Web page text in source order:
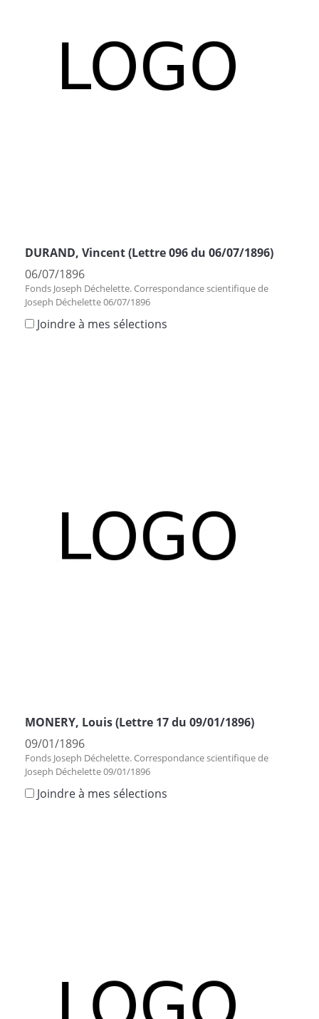
DURAND, Vincent (Lettre 096 du 06/07/1896)
06/07/1896
Fonds Joseph Déchelette. Correspondance scientifique de
Joseph Déchelette 06/07/1896
Joindre à mes sélections
MONERY, Louis (Lettre 17 du 09/01/1896)
09/01/1896
Fonds Joseph Déchelette. Correspondance scientifique de
Joseph Déchelette 09/01/1896
Joindre à mes sélections